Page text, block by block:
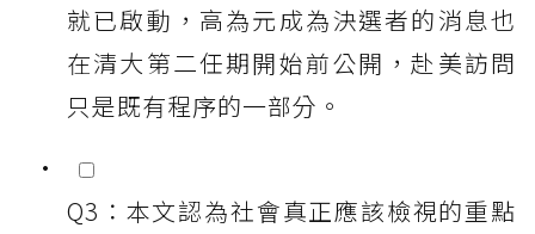
就已啟動，高為元成為決選者的消息也
在清大第二任期開始前公開，赴美訪問
只是既有程序的一部分。
Q3：本文認為社會真正應該檢視的重點